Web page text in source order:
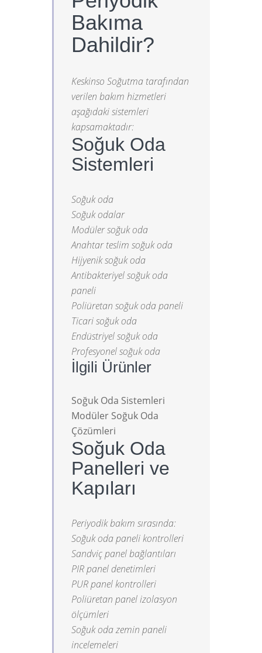
Bakıma
Dahildir?
Keskinso Soğutma tarafından
verilen bakım hizmetleri
aşağıdaki sistemleri
kapsamaktadır:
Soğuk Oda
Sistemleri
Soğuk oda
Soğuk odalar
Modüler soğuk oda
Anahtar teslim soğuk oda
Hijyenik soğuk oda
Antibakteriyel soğuk oda
paneli
Poliüretan soğuk oda paneli
Ticari soğuk oda
Endüstriyel soğuk oda
Profesyonel soğuk oda
İlgili Ürünler
Soğuk Oda Sistemleri
Modüler Soğuk Oda
Çözümleri
Soğuk Oda
Panelleri ve
Kapıları
Periyodik bakım sırasında:
Soğuk oda paneli kontrolleri
Sandviç panel bağlantıları
PIR panel denetimleri
PUR panel kontrolleri
Poliüretan panel izolasyon
ölçümleri
Soğuk oda zemin paneli
incelemeleri